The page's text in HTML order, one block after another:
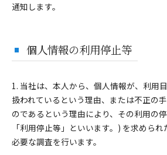
通知します。
個人情報の利用停止等
1. 当社は、本人から、個人情報が、利用
扱われているという理由、または不正の
のであるという理由により、その利用の停
「利用停止等」といいます。) を求めら
必要な調査を行います。